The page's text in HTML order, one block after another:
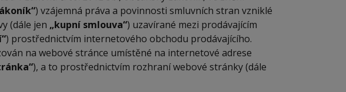
) vzájemná práva a povinnosti smluvních stran vzniklé
(dále jen „kupní smlouva“) uzavírané mezi prodávajícím
) prostřednictvím internetového obchodu prodávajícího.
na webové stránce umístěné na internetové adrese
), a to prostřednictvím rozhraní webové stránky (dále